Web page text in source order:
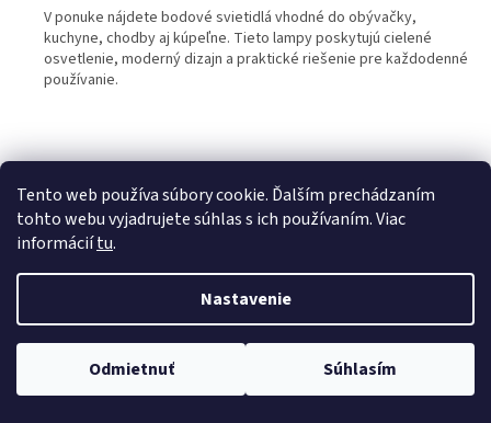
Tento web používa súbory cookie. Ďalším prechádzaním
tohto webu vyjadrujete súhlas s ich používaním. Viac
informáciítu.
Nastavenie
Odmietnuť Súhlasím
, 🛍️osobný odber odborné poradenstvo
c
i
e
y
ý
p
V ponuke nájdete bodové svietidlá vhodné do obývačky,
kuchyne, chodby aj kúpeľne. Tieto lampy poskytujú cielené
osvetlenie, moderný dizajn a praktické riešenie pre každodenné
používanie.
NOVINKY A AKCIE MAILOM
Súhlasím spodmienkami ochrany osobných údajov
PĹ™IHLĂˇSIT